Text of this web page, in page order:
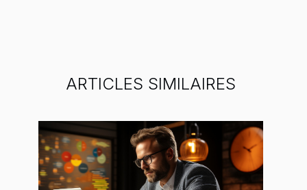
ARTICLES SIMILAIRES